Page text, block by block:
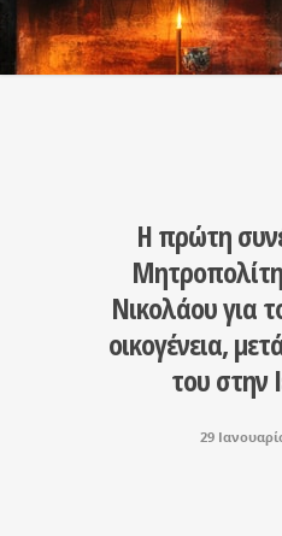
Η πρώτη
Νικoλάου για
οικογένεια,
του στην
29